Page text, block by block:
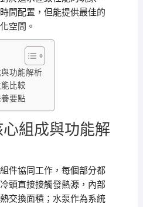
間配置，但能提供最佳的
空間。
功能解析
比較
要點
組成與功能解
件協同工作，每個部分都
頭直接接觸發熱源，內部
交換面積；水泵作為系統